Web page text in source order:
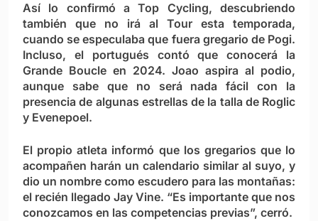
Así lo confirmó a Top Cycling, descubriendo
también que no irá al Tour esta temporada,
cuando se especulaba que fuera gregario de Pogi.
Incluso, el portugués contó que conocerá la
Grande Boucle en 2024. Joao aspira al podio,
aunque sabe que no será nada fácil con la
presencia de algunas estrellas de la talla de Roglic
y Evenepoel.
El propio atleta informó que los gregarios que lo
acompañen harán un calendario similar al suyo, y
dio un nombre como escudero para las montañas:
el recién llegado Jay Vine. “Es importante que nos
conozcamos en las competencias previas”, cerró.